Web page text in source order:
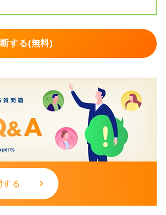
くはコンシーラーを持っていく）
度に気にしすぎないようにしましょ
する(無料)
する